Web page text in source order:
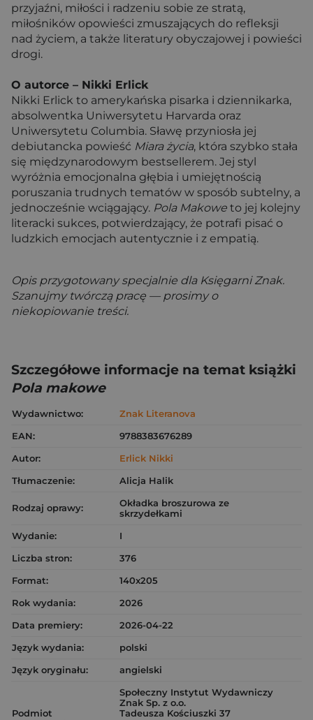
przyjaźni, miłości i radzeniu sobie ze stratą,
miłośników opowieści zmuszających do refleksji
nad życiem, a także literatury obyczajowej i powieści
drogi.
O autorce – Nikki Erlick
Nikki Erlick to amerykańska pisarka i dziennikarka,
absolwentka Uniwersytetu Harvarda oraz
Uniwersytetu Columbia. Sławę przyniosła jej
debiutancka powieść Miara życia, która szybko stała
się międzynarodowym bestsellerem. Jej styl
wyróżnia emocjonalna głębia i umiejętnością
poruszania trudnych tematów w sposób subtelny, a
jednocześnie wciągający. Pola Makowe to jej kolejny
literacki sukces, potwierdzający, że potrafi pisać o
ludzkich emocjach autentycznie i z empatią.
Opis przygotowany specjalnie dla Księgarni Znak.
Szanujmy twórczą pracę — prosimy o
niekopiowanie treści.
Szczegółowe informacje na temat książki
Pola makowe
Wydawnictwo:
Znak Literanova
EAN:
9788383676289
Autor:
Erlick Nikki
Tłumaczenie:
Alicja Halik
Rodzaj oprawy:
Okładka broszurowa ze
skrzydełkami
Wydanie:
I
Liczba stron:
376
Format:
140x205
Rok wydania:
2026
Data premiery:
2026-04-22
Język wydania:
polski
Język oryginału:
angielski
Podmiot
Społeczny Instytut Wydawniczy
Znak Sp. z o.o.
Tadeusza Kościuszki 37